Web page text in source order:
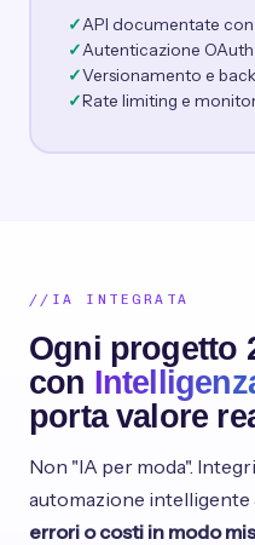
API documentate con
Autenticazione
Versionamento e
Rate limiting e
IA INTEGRATA
Ogni progetto
con
porta valore
Non "IA per moda".
automazione intelligente
errori o costi in modo